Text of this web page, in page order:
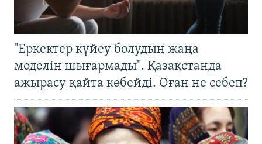
"Еркектер күйеу болудың жаңа
моделін шығармады". Қазақстанда
ажырасу қайта көбейді. Оған не себеп?